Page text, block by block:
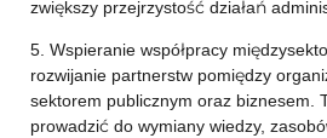
zwiększy przejrzystość działań
5. Wspieranie współpracy
rozwijanie partnerstw pomiędzy
sektorem publicznym oraz biznesem.
prowadzić do wymiany wiedzy,